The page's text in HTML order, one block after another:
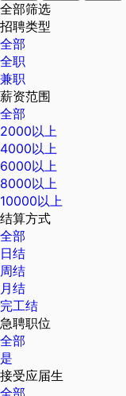
全部筛选
招聘类型
全部
全职
兼职
薪资范围
全部
2000以上
4000以上
6000以上
8000以上
10000以上
结算方式
全部
日结
周结
月结
完工结
急聘职位
全部
是
接受应届生